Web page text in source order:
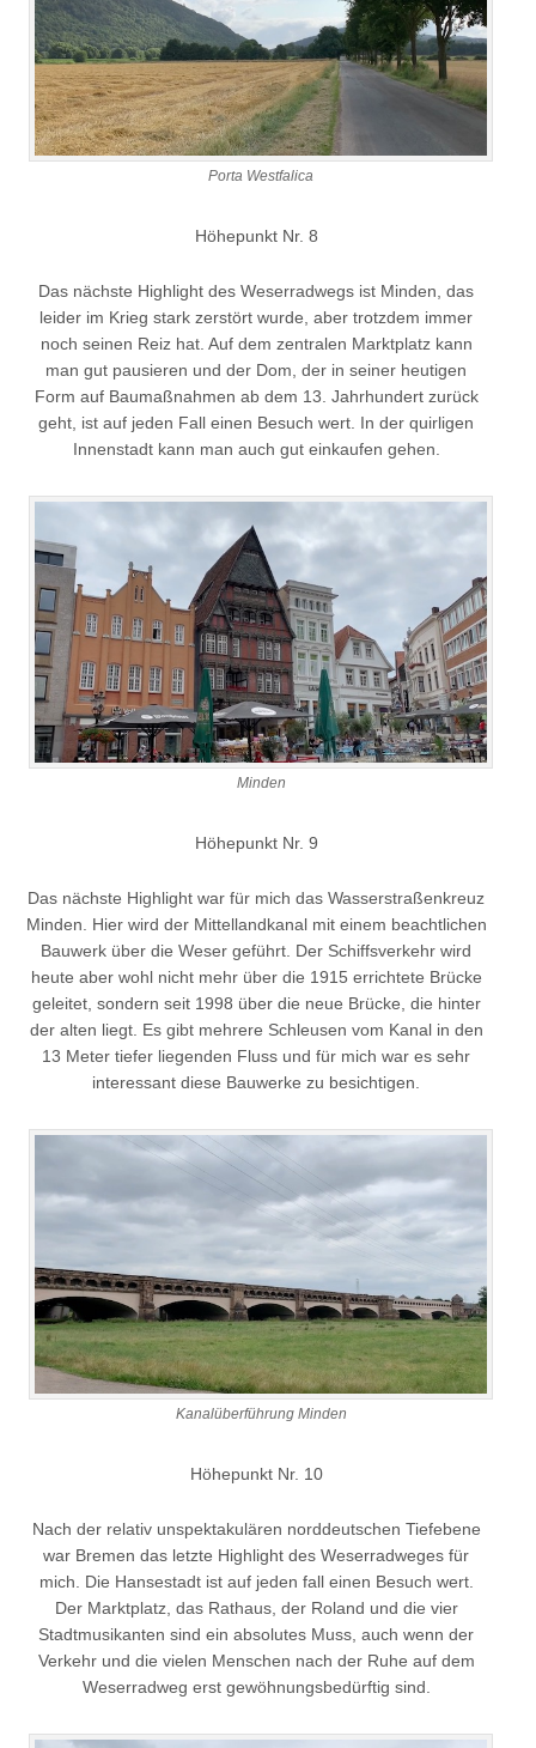
Porta Westfalica
Höhepunkt Nr. 8
Das nächste Highlight des Weserradwegs ist Minden, das
leider im Krieg stark zerstört wurde, aber trotzdem immer
noch seinen Reiz hat. Auf dem zentralen Marktplatz kann
man gut pausieren und der Dom, der in seiner heutigen
Form auf Baumaßnahmen ab dem 13. Jahrhundert zurück
geht, ist auf jeden Fall einen Besuch wert. In der quirligen
Innenstadt kann man auch gut einkaufen gehen.
Minden
Höhepunkt Nr. 9
Das nächste Highlight war für mich das Wasserstraßenkreuz
Minden. Hier wird der Mittellandkanal mit einem beachtlichen
Bauwerk über die Weser geführt. Der Schiffsverkehr wird
heute aber wohl nicht mehr über die 1915 errichtete Brücke
geleitet, sondern seit 1998 über die neue Brücke, die hinter
der alten liegt. Es gibt mehrere Schleusen vom Kanal in den
13 Meter tiefer liegenden Fluss und für mich war es sehr
interessant diese Bauwerke zu besichtigen.
Kanalüberführung Minden
Höhepunkt Nr. 10
Nach der relativ unspektakulären norddeutschen Tiefebene
war Bremen das letzte Highlight des Weserradweges für
mich. Die Hansestadt ist auf jeden fall einen Besuch wert.
Der Marktplatz, das Rathaus, der Roland und die vier
Stadtmusikanten sind ein absolutes Muss, auch wenn der
Verkehr und die vielen Menschen nach der Ruhe auf dem
Weserradweg erst gewöhnungsbedürftig sind.